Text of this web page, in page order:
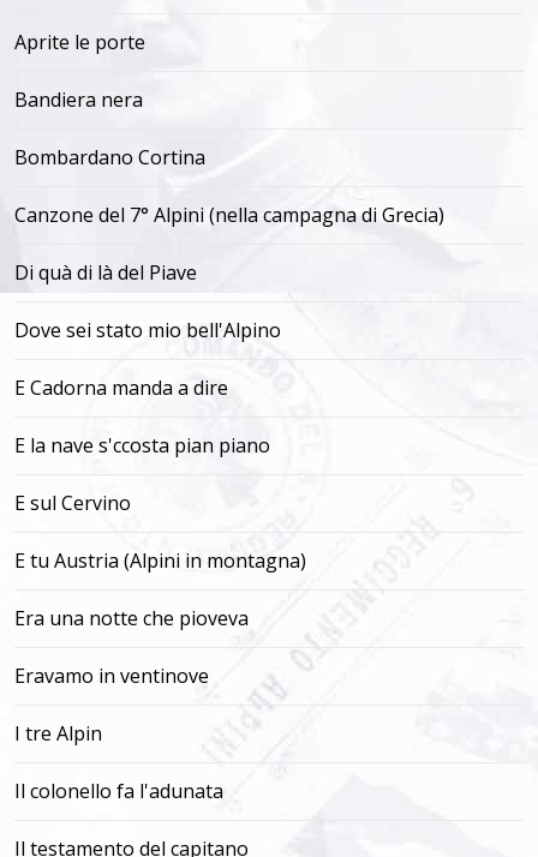
Aprite le porte
Bandiera nera
Bombardano Cortina
Canzone del 7° Alpini (nella campagna di Grecia)
Di quà di là del Piave
Dove sei stato mio bell'Alpino
E Cadorna manda a dire
E la nave s'ccosta pian piano
E sul Cervino
E tu Austria (Alpini in montagna)
Era una notte che pioveva
Eravamo in ventinove
I tre Alpin
Il colonello fa l'adunata
Il testamento del capitano